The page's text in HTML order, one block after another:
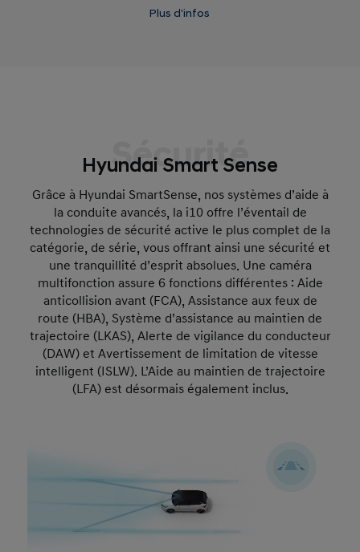
Plus d'infos
Sécurité
Hyundai Smart Sense
Grâce à Hyundai SmartSense, nos systèmes d’aide à
la conduite avancés, la i10 offre l’éventail de
technologies de sécurité active le plus complet de la
catégorie, de série, vous offrant ainsi une sécurité et
une tranquillité d’esprit absolues. Une caméra
multifonction assure 6 fonctions différentes : Aide
anticollision avant (FCA), Assistance aux feux de
route (HBA), Système d’assistance au maintien de
trajectoire (LKAS), Alerte de vigilance du conducteur
(DAW) et Avertissement de limitation de vitesse
intelligent (ISLW). L’Aide au maintien de trajectoire
(LFA) est désormais également inclus.